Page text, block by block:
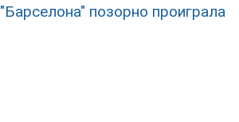
"Барселона" позорно проиграла